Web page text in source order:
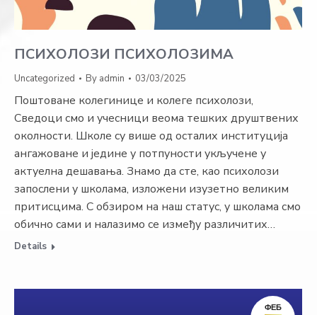
ПСИХОЛОЗИ ПСИХОЛОЗИМА
Uncategorized By admin 03/03/2025
Поштоване колегинице и колеге психолози,
Сведоци смо и учесници веома тешких друштвених
околности. Школе су више од осталих институција
ангажоване и једине у потпуности укључене у
актуелна дешавања. Знамо да сте, као психолози
запослени у школама, изложени изузетно великим
притисцима. С обзиром на наш статус, у школама смо
обично сами и налазимо се између различитих…
Details
ФЕБ